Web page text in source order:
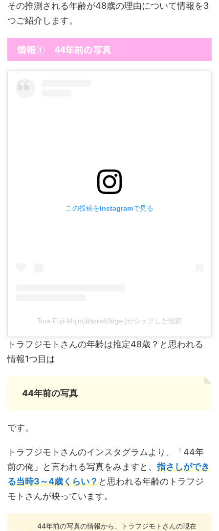
その推測される年齢が48歳の理由について情報を3
つご紹介します。
情報① 44年前の写真
この投稿をInstagramで見る
Tora Fuji-Mojo(@tora69tiger)がシェアした投稿
トラフジモトさんの年齢は推定48歳？と思われる
情報1つ目は
44年前の写真
です。
トラフジモトさんのインスタグラムより、「44年
前の俺」と言われる写真をみますと、指さしができ
る当時3～4歳くらい？と思われる年齢のトラフジ
モトさんが映っています。
44年前の写真の情報から、トラフジモトさんの現在